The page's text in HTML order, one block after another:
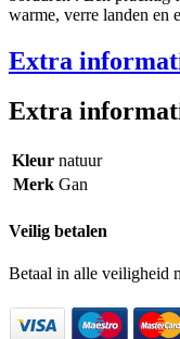
warme, verre landen en
Extra
Extra
Kleur natuur
Merk Gan
Veilig betalen
Betaal in alle veiligheid